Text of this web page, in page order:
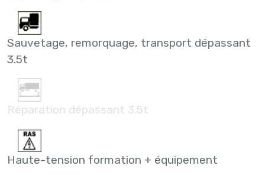
Sauvetage, remorquage, transport dépassant
3.5t
Réparation dépassant 3.5t
Haute-tension formation + équipement